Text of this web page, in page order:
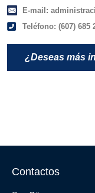
E-mail:
Teléfono: (607) 685
¿Deseas más
Contactos